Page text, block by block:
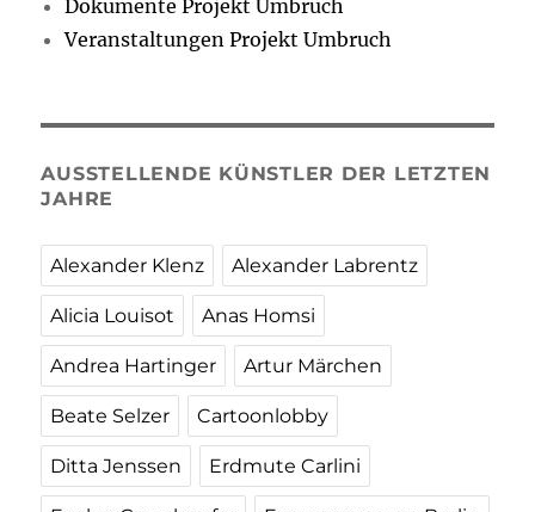
Dokumente Projekt Umbruch
Veranstaltungen Projekt Umbruch
AUSSTELLENDE KÜNSTLER DER LETZTEN
JAHRE
Alexander Klenz Alexander Labrentz
Alicia Louisot Anas Homsi
Andrea Hartinger Artur Märchen
Beate Selzer Cartoonlobby
Ditta Jenssen Erdmute Carlini